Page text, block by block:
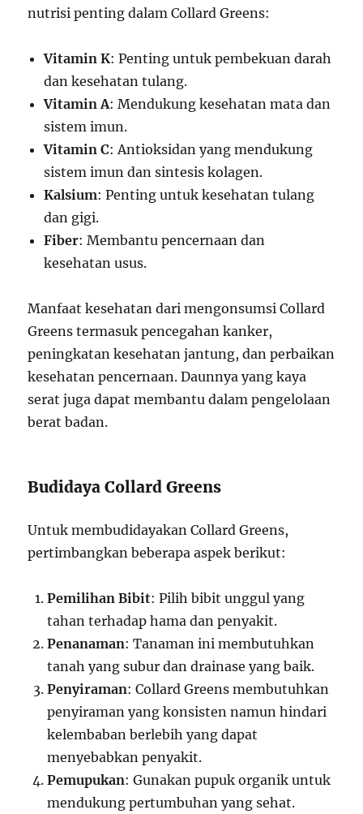
nutrisi penting dalam Collard Greens:
Vitamin K: Penting untuk pembekuan darah
dan kesehatan tulang.
Vitamin A: Mendukung kesehatan mata dan
sistem imun.
Vitamin C: Antioksidan yang mendukung
sistem imun dan sintesis kolagen.
Kalsium: Penting untuk kesehatan tulang
dan gigi.
Fiber: Membantu pencernaan dan
kesehatan usus.
Manfaat kesehatan dari mengonsumsi Collard
Greens termasuk pencegahan kanker,
peningkatan kesehatan jantung, dan perbaikan
kesehatan pencernaan. Daunnya yang kaya
serat juga dapat membantu dalam pengelolaan
berat badan.
Budidaya Collard Greens
Untuk membudidayakan Collard Greens,
pertimbangkan beberapa aspek berikut:
Pemilihan Bibit: Pilih bibit unggul yang
tahan terhadap hama dan penyakit.
Penanaman: Tanaman ini membutuhkan
tanah yang subur dan drainase yang baik.
Penyiraman: Collard Greens membutuhkan
penyiraman yang konsisten namun hindari
kelembaban berlebih yang dapat
menyebabkan penyakit.
Pemupukan: Gunakan pupuk organik untuk
mendukung pertumbuhan yang sehat.